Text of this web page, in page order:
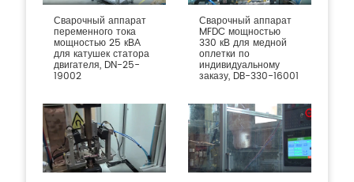
Сварочный аппарат
переменного тока
мощностью 25 кВА
для катушек статора
двигателя, DN-25-
19002
Сварочный аппарат
MFDC мощностью
330 кВ для медной
оплетки по
индивидуальному
заказу, DB-330-16001